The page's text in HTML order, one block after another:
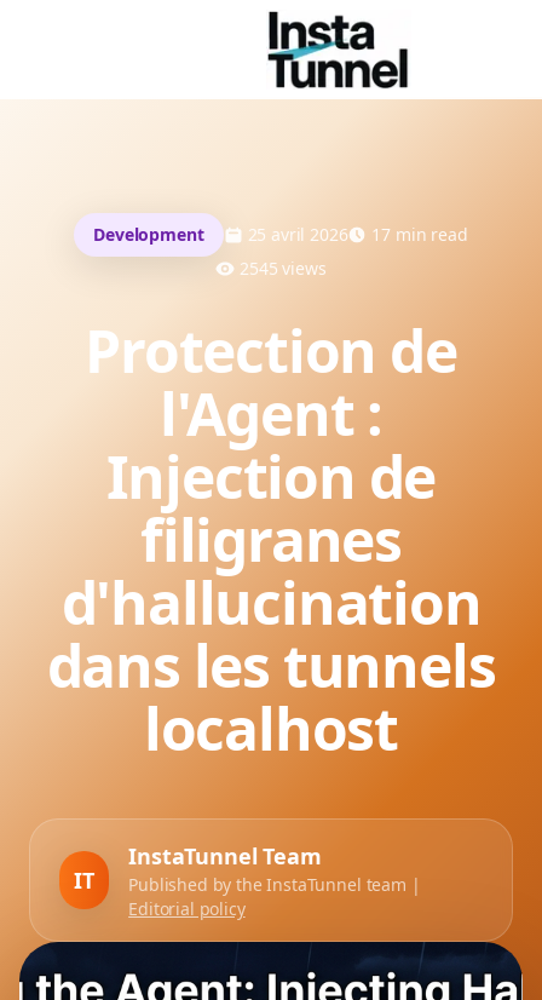
Development 25 avril 2026 17 min read
2545 views
Protection de
l'Agent :
Injection de
filigranes
d'hallucination
dans les tunnels
localhost
IT
InstaTunnel Team
Published by the InstaTunnel team |
Editorial policy